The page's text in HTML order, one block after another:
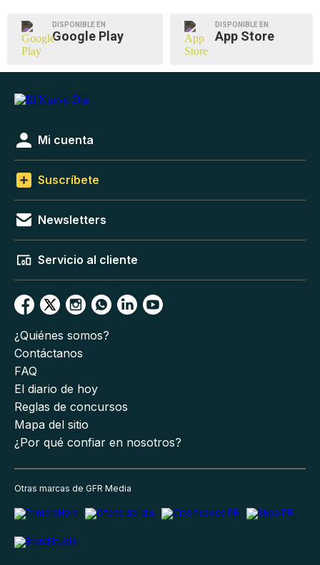
DISPONIBLE EN
Google Play
DISPONIBLE EN
App Store
Mi cuenta
Suscríbete
Newsletters
Servicio al cliente
¿Quiénes somos?
Contáctanos
FAQ
El diario de hoy
Reglas de concursos
Mapa del sitio
¿Por qué confiar en nosotros?
Otras marcas de GFR Media